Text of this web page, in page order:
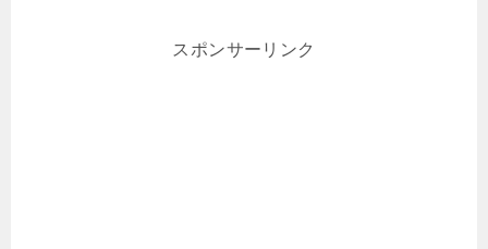
スポンサーリンク